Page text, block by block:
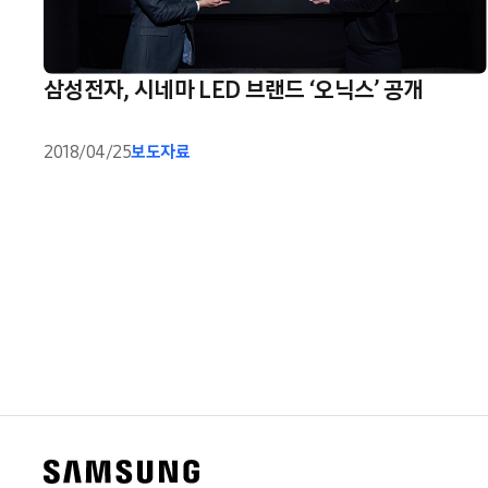
삼성전자, 시네마 LED 브랜드 ‘오닉스’ 공개
2018/04/25보도자료